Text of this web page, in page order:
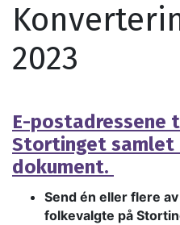
2023
E-postadressene
Stortinget samlet
dokument.
Send én eller flere
folkevalgte på